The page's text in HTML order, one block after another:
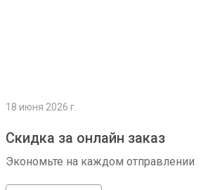
18 июня 2026 г.
Скидка за онлайн заказ
Экономьте на каждом отправлении